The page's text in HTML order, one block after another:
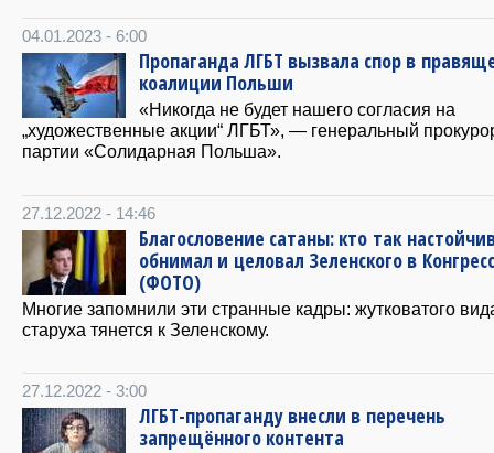
04.01.2023 - 6:00
Пропаганда ЛГБТ вызвала спор в
коалиции Польши
«Никогда не будет нашего согласия на
„художественные акции“ ЛГБТ», — генеральный
партии «Солидарная Польша».
27.12.2022 - 14:46
Благословение сатаны: кто так
обнимал и целовал Зеленского в
(ФОТО)
Многие запомнили эти странные кадры: жутковатого
старуха тянется к Зеленскому.
27.12.2022 - 3:00
ЛГБТ-пропаганду внесли в перечень
запрещённого контента